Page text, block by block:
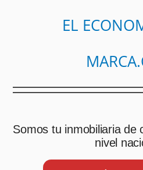
EL
Somos tu inmobiliaria de
nivel